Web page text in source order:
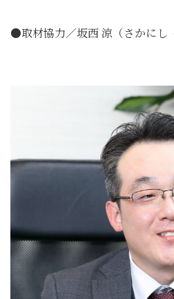
●取材協力／坂西 涼（さかにし